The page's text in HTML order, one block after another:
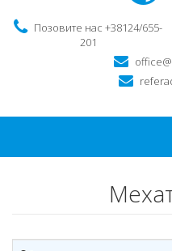
Позовите нас +38124/655-
201